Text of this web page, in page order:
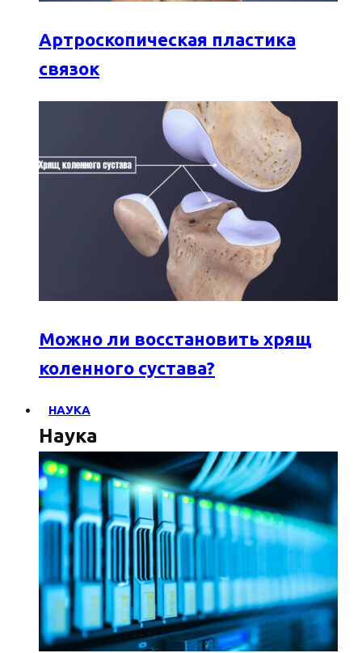
Артроскопическая пластика
связок
Можно ли восстановить хрящ
коленного сустава?
НАУКА
Наука